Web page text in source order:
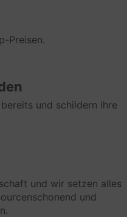
Preisen.
und schildern ihre
und wir setzen alles
und
Hierzu zählen
genutzt, um die
das jeweilige
Webseite zu
werden z. B. gesetzt,
Hierzu zählen